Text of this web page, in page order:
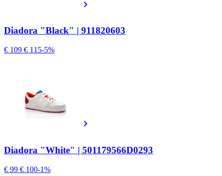
Diadora "Black" | 911820603
€ 109 € 115-5%
Diadora "White" | 501179566D0293
€ 99 € 100-1%